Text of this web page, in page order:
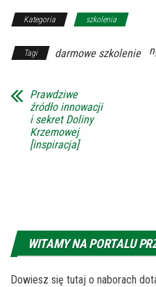
Kategoria szkolenia
Tagi darmowe szkolenie
Prawdziwe
źródło innowacji
i sekret Doliny
Krzemowej
[inspiracja]
WITAMY NA PORTALU
Dowiesz się tutaj o naborach